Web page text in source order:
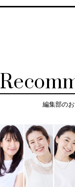
編集部の